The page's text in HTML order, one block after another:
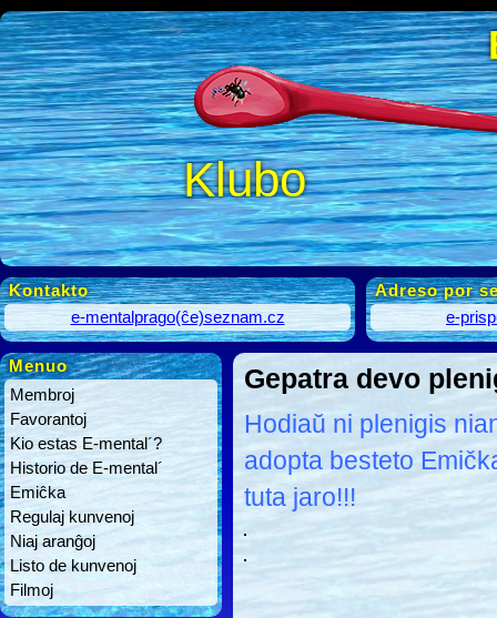
Klubo
Kontakto
e-mentalprago(ĉe)seznam.cz
Adreso por
e-
Menuo
Membroj
Favorantoj
Kio estas E-mental´?
Historio de E-mental´
Emiĉka
Regulaj kunvenoj
Niaj aranĝoj
Listo de kunvenoj
Filmoj
Gepatra devo
Hodiaŭ ni plenigis
adopta besteto
tuta jaro!!!